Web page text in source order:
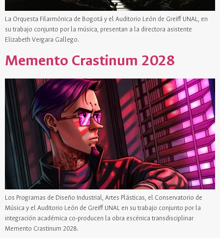
La Orquesta Filarmónica de Bogotá y el Auditorio León de Greiff UNAL, en
su trabajo conjunto por la música, presentan a la directora asistente
Elizabeth Vergara Gallego.
Memento Crastinum 2028
Los Programas de Diseño Industrial, Artes Plásticas, el Conservatorio de
Música y el Auditorio León de Greiff UNAL en su trabajo conjunto por la
integración académica co-producen la obra escénica transdisciplinar
Memento Crastinum 2028.